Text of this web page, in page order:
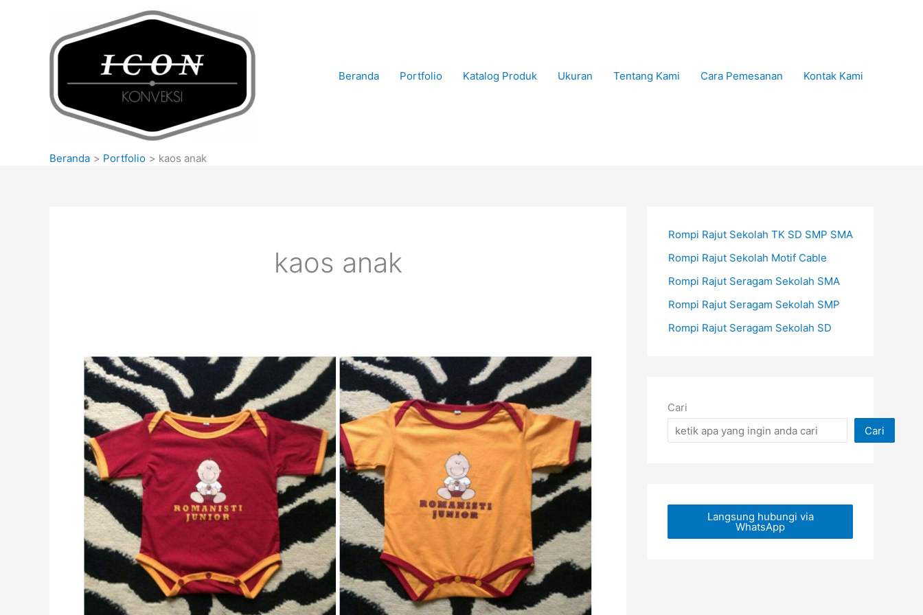
Beranda Portfolio Katalog Produk Ukuran Tentang Kami Cara Pemesanan Kontak Kami
Beranda Portfolio kaos anak
kaos anak
Rompi Rajut Sekolah TK SD SMP SMA
Rompi Rajut Sekolah Motif Cable
Rompi Rajut Seragam Sekolah SMA
Rompi Rajut Seragam Sekolah SMP
Rompi Rajut Seragam Sekolah SD
Cari
Cari
Langsung hubungi via
WhatsApp